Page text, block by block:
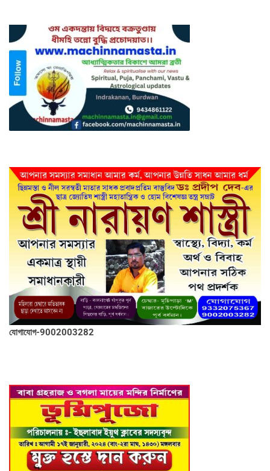
যোগাযোগ-9002003282